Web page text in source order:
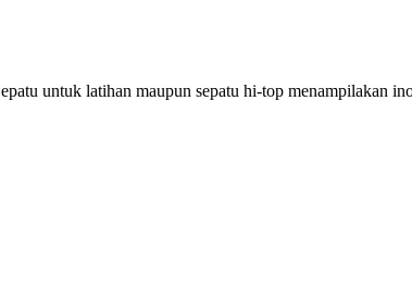
untuk latihan maupun sepatu hi-top menampilakan